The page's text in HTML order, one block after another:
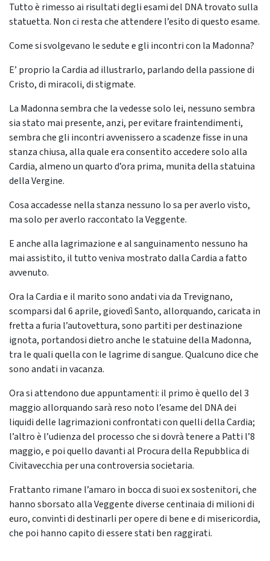
Tutto è rimesso ai risultati degli esami del DNA trovato sulla
statuetta. Non ci resta che attendere l’esito di questo esame.
Come si svolgevano le sedute e gli incontri con la Madonna?
E’ proprio la Cardia ad illustrarlo, parlando della passione di
Cristo, di miracoli, di stigmate.
La Madonna sembra che la vedesse solo lei, nessuno sembra
sia stato mai presente, anzi, per evitare fraintendimenti,
sembra che gli incontri avvenissero a scadenze fisse in una
stanza chiusa, alla quale era consentito accedere solo alla
Cardia, almeno un quarto d’ora prima, munita della statuina
della Vergine.
Cosa accadesse nella stanza nessuno lo sa per averlo visto,
ma solo per averlo raccontato la Veggente.
E anche alla lagrimazione e al sanguinamento nessuno ha
mai assistito, il tutto veniva mostrato dalla Cardia a fatto
avvenuto.
Ora la Cardia e il marito sono andati via da Trevignano,
scomparsi dal 6 aprile, giovedì Santo, allorquando, caricata in
fretta a furia l’autovettura, sono partiti per destinazione
ignota, portandosi dietro anche le statuine della Madonna,
tra le quali quella con le lagrime di sangue. Qualcuno dice che
sono andati in vacanza.
Ora si attendono due appuntamenti: il primo è quello del 3
maggio allorquando sarà reso noto l’esame del DNA dei
liquidi delle lagrimazioni confrontati con quelli della Cardia;
l’altro è l’udienza del processo che si dovrà tenere a Patti l’8
maggio, e poi quello davanti al Procura della Repubblica di
Civitavecchia per una controversia societaria.
Frattanto rimane l’amaro in bocca di suoi ex sostenitori, che
hanno sborsato alla Veggente diverse centinaia di milioni di
euro, convinti di destinarli per opere di bene e di misericordia,
che poi hanno capito di essere stati ben raggirati.